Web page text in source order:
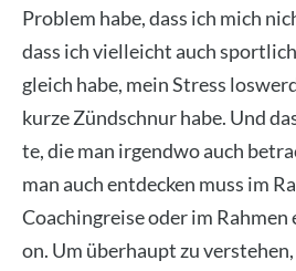
Pro­blem habe, dass ich mich
dass ich viel­leicht auch
gleich habe, mein Stress
kur­ze Zünd­schnur habe. Und
te, die man irgend­wo auch
man auch ent­de­cken muss im
Coa­chin­grei­se oder im
on. Um über­haupt zu